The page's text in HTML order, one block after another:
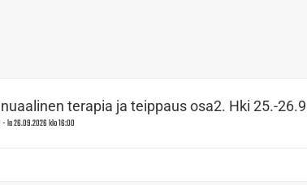
terapia ja teippaus osa2. Hki 25.-
-la 26.09.2026 klo 16:00